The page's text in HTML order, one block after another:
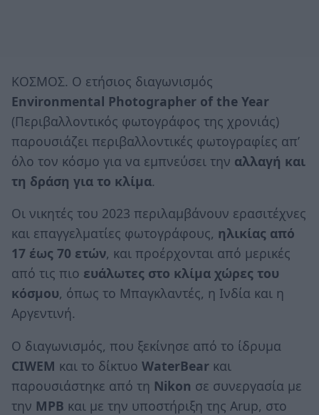
ΚΟΣΜΟΣ. Ο ετήσιος διαγωνισμός
Environmental Photographer of the Year
(Περιβαλλοντικός φωτογράφος της χρονιάς)
παρουσιάζει περιβαλλοντικές φωτογραφίες απ’
όλο τον κόσμο για να εμπνεύσει την αλλαγή και
τη δράση για το κλίμα.
Οι νικητές του 2023 περιλαμβάνουν ερασιτέχνες
και επαγγελματίες φωτογράφους, ηλικίας από
17 έως 70 ετών, και προέρχονται από μερικές
από τις πιο ευάλωτες στο κλίμα χώρες του
κόσμου, όπως το Μπαγκλαντές, η Ινδία και η
Αργεντινή.
Ο διαγωνισμός, που ξεκίνησε από το ίδρυμα
CIWEM και το δίκτυο WaterBear και
παρουσιάστηκε από τη Nikon σε συνεργασία με
την MPB και με την υποστήριξη της Arup, στο